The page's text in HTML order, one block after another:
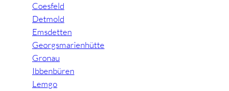
Coesfeld
Detmold
Emsdetten
Georgsmarienhütte
Gronau
Ibbenbüren
Lemgo